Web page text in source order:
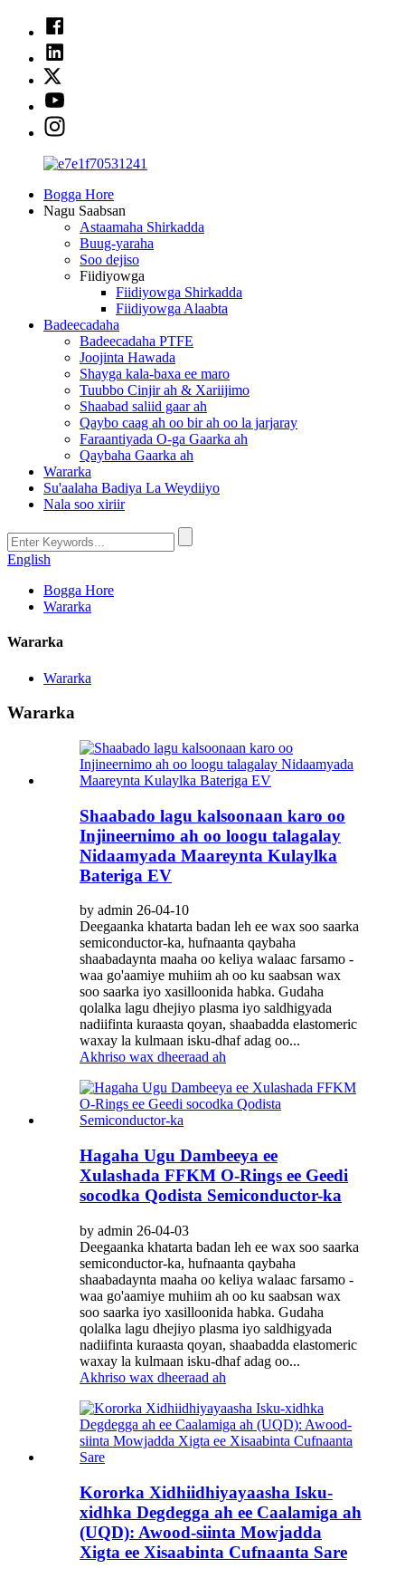
Bogga Hore
Nagu Saabsan
Astaamaha Shirkadda
Buug-yaraha
Soo dejiso
Fiidiyowga
Fiidiyowga Shirkadda
Fiidiyowga Alaabta
Badeecadaha
Badeecadaha PTFE
Joojinta Hawada
Shayga kala-baxa ee maro
Tuubbo Cinjir ah & Xariijimo
Shaabad saliid gaar ah
Qaybo caag ah oo bir ah oo la jarjaray
Faraantiyada O-ga Gaarka ah
Qaybaha Gaarka ah
Wararka
Su'aalaha Badiya La Weydiiyo
Nala soo xiriir
English
Bogga Hore
Wararka
Wararka
Wararka
Wararka
Shaabado lagu kalsoonaan karo oo
Injineernimo ah oo loogu talagalay
Nidaamyada Maareynta Kulaylka
Bateriga EV
by admin 26-04-10
Deegaanka khatarta badan leh ee wax soo saarka
semiconductor-ka, hufnaanta qaybaha
shaabadaynta maaha oo keliya walaac farsamo -
waa go'aamiye muhiim ah oo ku saabsan wax
soo saarka iyo xasilloonida habka. Gudaha
qolalka lagu dhejiyo plasma iyo saldhigyada
nadiifinta kuraasta qoyan, shaabadda elastomeric
waxay la kulmaan isku-dhaf adag oo...
Akhriso wax dheeraad ah
Hagaha Ugu Dambeeya ee
Xulashada FFKM O-Rings ee Geedi
socodka Qodista Semiconductor-ka
by admin 26-04-03
Deegaanka khatarta badan leh ee wax soo saarka
semiconductor-ka, hufnaanta qaybaha
shaabadaynta maaha oo keliya walaac farsamo -
waa go'aamiye muhiim ah oo ku saabsan wax
soo saarka iyo xasilloonida habka. Gudaha
qolalka lagu dhejiyo plasma iyo saldhigyada
nadiifinta kuraasta qoyan, shaabadda elastomeric
waxay la kulmaan isku-dhaf adag oo...
Akhriso wax dheeraad ah
Kororka Xidhiidhiyayaasha Isku-
xidhka Degdegga ah ee Caalamiga ah
(UQD): Awood-siinta Mowjadda
Xigta ee Xisaabinta Cufnaanta Sare